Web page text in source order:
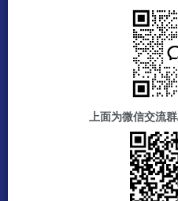
上面为微信交流